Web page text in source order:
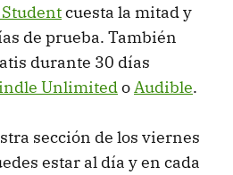
cuesta la mitad y
de prueba. También
durante 30 días
UnlimitedoAudible.
sección de los viernes
estar al día y en cada